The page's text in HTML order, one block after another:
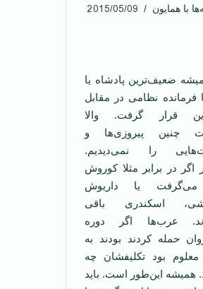
با همایون 2015/05/09
ضعیف‌ترین پادشاه یا
فرمانده نظامی در مقابل
قرار گرفت. والا
چنین پیروزی‌ها و
را نمی‌دیدیم.
اگر در برابر مثلا کوروش
می‌گرفت یا داریوش
اسکندری باقی
عرب‌ها اگر دوره
حمله کردند بودند به
معلوم بود تکلیفشان چه
این‌طور است. باید